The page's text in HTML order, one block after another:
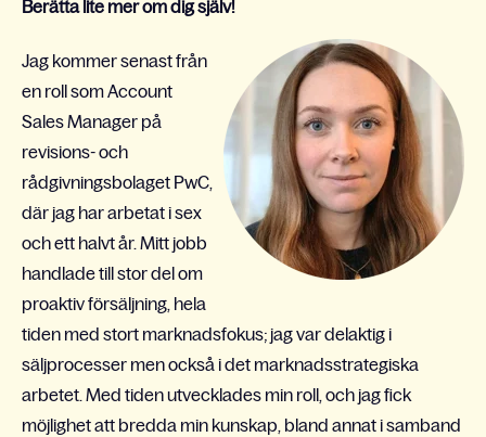
Berätta lite mer om dig själv!
Jag kommer senast från
en roll som Account
Sales Manager på
revisions- och
rådgivningsbolaget PwC,
där jag har arbetat i sex
och ett halvt år. Mitt jobb
handlade till stor del om
proaktiv försäljning, hela
tiden med stort marknadsfokus; jag var delaktig i
säljprocesser men också i det marknadsstrategiska
arbetet. Med tiden utvecklades min roll, och jag fick
möjlighet att bredda min kunskap, bland annat i samband